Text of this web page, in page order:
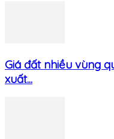
Giá đất nhiều vùng
xuất...